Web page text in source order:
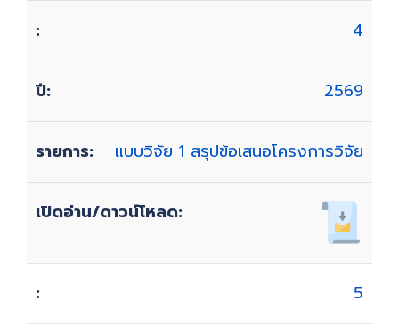
4
2569
แบบวิจัย 1 สรุปข้อเสนอโครงการวิจัย
5